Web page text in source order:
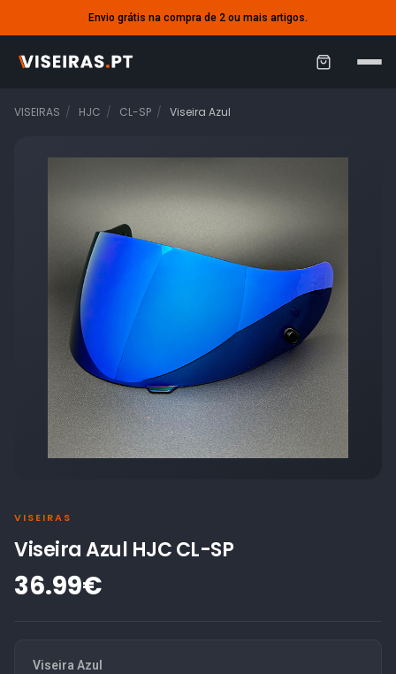
Envio grátis na compra de 2 ou mais artigos.
C
r
o
VISEIRAS HJC CL-SP Viseira Azul
VISEIRAS
Viseira Azul HJC CL-SP
36.99€
Viseira Azul